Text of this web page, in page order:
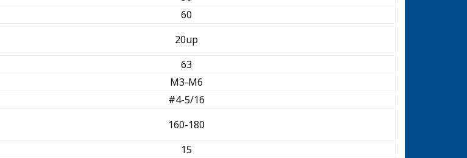
60
20up
63
M3-M6
#4-5/16
160-180
15